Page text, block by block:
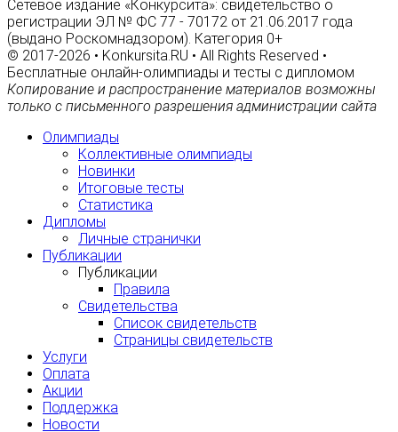
Сетевое издание «Конкурсита»: свидетельство о
регистрации ЭЛ № ФС 77 - 70172 от 21.06.2017 года
(выдано Роскомнадзором). Категория 0+
© 2017-2026 • Konkursita.RU • All Rights Reserved •
Бесплатные онлайн-олимпиады и тесты с дипломом
Копирование и распространение материалов возможны
только с письменного разрешения администрации сайта
Олимпиады
Коллективные олимпиады
Новинки
Итоговые тесты
Статистика
Дипломы
Личные странички
Публикации
Публикации
Правила
Свидетельства
Список свидетельств
Страницы свидетельств
Услуги
Оплата
Акции
Поддержка
Новости